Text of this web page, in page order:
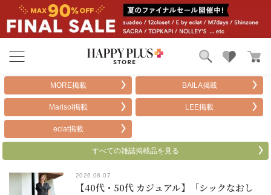
雑誌掲載アイテム
お気に入り
MORE掲載 BAILA掲載
Marisol掲載 LEE掲載
eclat掲載
すべての雑誌掲載品を見る
2026.08.07
【40代・50代 カジュアル】「シックなおし